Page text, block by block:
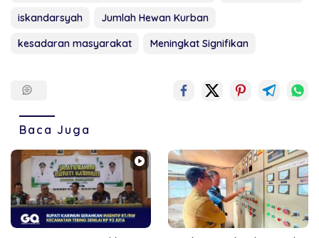
iskandarsyah
Jumlah Hewan Kurban
kesadaran masyarakat
Meningkat Signifikan
Baca Juga